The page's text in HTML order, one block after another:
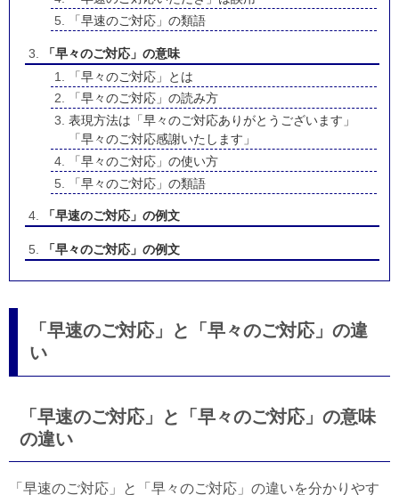
「早速のご対応」の類語
「早々のご対応」の意味
「早々のご対応」とは
「早々のご対応」の読み方
表現方法は「早々のご対応ありがとうございます」
「早々のご対応感謝いたします」
「早々のご対応」の使い方
「早々のご対応」の類語
「早速のご対応」の例文
「早々のご対応」の例文
「早速のご対応」と「早々のご対応」の違
い
「早速のご対応」と「早々のご対応」の意味
の違い
「早速のご対応」と「早々のご対応」の違いを分かりやす